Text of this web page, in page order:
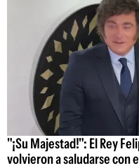
"¡Su Majestad!": El Rey
volvieron a saludarse con